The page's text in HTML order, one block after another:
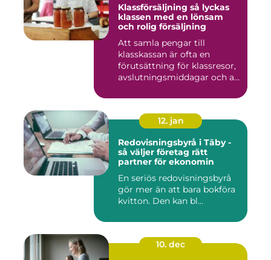
Klassförsäljning så lyckas
klassen med en lönsam
och rolig försäljning
Att samla pengar till
klasskassan är ofta en
förutsättning för klassresor,
avslutningsmiddagar och a...
12. jan
Redovisningsbyrå i Täby -
så väljer företag rätt
partner för ekonomin
En seriös redovisningsbyrå
gör mer än att bara bokföra
kvitton. Den kan bl...
10. dec